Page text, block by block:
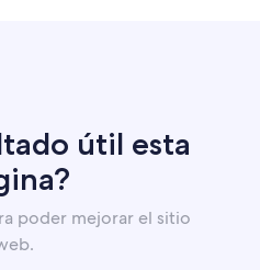
útil esta
poder mejorar el sitio